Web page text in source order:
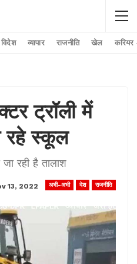
विदेश व्यापार राजनीति खेल करियर
ट्रॉली में
रहे स्कूल
रही है तालाश
अभी-अभी देश राजनीति
13, 2022